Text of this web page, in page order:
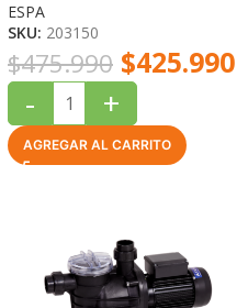
ESPA
SKU: 203150
$475.990 $425.990
- +
AGREGAR AL CARRITO